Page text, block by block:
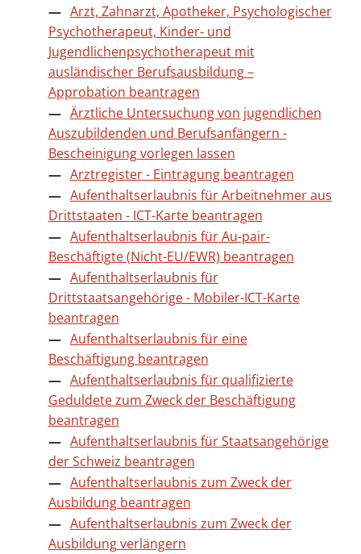
Arzt, Zahnarzt, Apotheker, Psychologischer
Psychotherapeut, Kinder- und
Jugendlichenpsychotherapeut mit
ausländischer Berufsausbildung –
Approbation beantragen
Ärztliche Untersuchung von jugendlichen
Auszubildenden und Berufsanfängern -
Bescheinigung vorlegen lassen
Arztregister - Eintragung beantragen
Aufenthaltserlaubnis für Arbeitnehmer aus
Drittstaaten - ICT-Karte beantragen
Aufenthaltserlaubnis für Au-pair-
Beschäftigte (Nicht-EU/EWR) beantragen
Aufenthaltserlaubnis für
Drittstaatsangehörige - Mobiler-ICT-Karte
beantragen
Aufenthaltserlaubnis für eine
Beschäftigung beantragen
Aufenthaltserlaubnis für qualifizierte
Geduldete zum Zweck der Beschäftigung
beantragen
Aufenthaltserlaubnis für Staatsangehörige
der Schweiz beantragen
Aufenthaltserlaubnis zum Zweck der
Ausbildung beantragen
Aufenthaltserlaubnis zum Zweck der
Ausbildung verlängern